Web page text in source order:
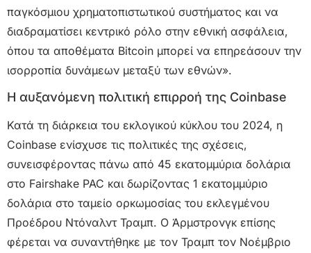
παγκόσμιου χρηματοπιστωτικού συστήματος και να
διαδραματίσει κεντρικό ρόλο στην εθνική ασφάλεια,
όπου τα αποθέματα Bitcoin μπορεί να επηρεάσουν την
ισορροπία δυνάμεων μεταξύ των εθνών».
Η αυξανόμενη πολιτική επιρροή της Coinbase
Κατά τη διάρκεια του εκλογικού κύκλου του 2024, η
Coinbase ενίσχυσε τις πολιτικές της σχέσεις,
συνεισφέροντας πάνω από 45 εκατομμύρια δολάρια
στο Fairshake PAC και δωρίζοντας 1 εκατομμύριο
δολάρια στο ταμείο ορκωμοσίας του εκλεγμένου
Προέδρου Ντόναλντ Τραμπ. Ο Άρμστρονγκ επίσης
φέρεται να συναντήθηκε με τον Τραμπ τον Νοέμβριο